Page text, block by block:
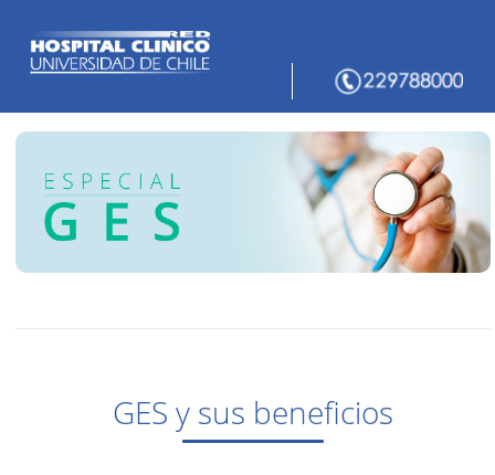
GES y sus beneficios